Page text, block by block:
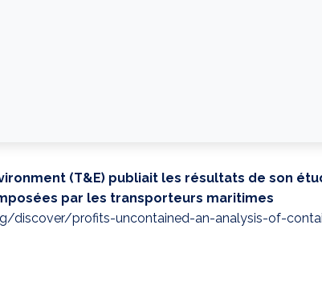
(T&E) publiait les résultats de son
par les transporteurs maritimes
discover/profits-uncontained-an-analysis-of-